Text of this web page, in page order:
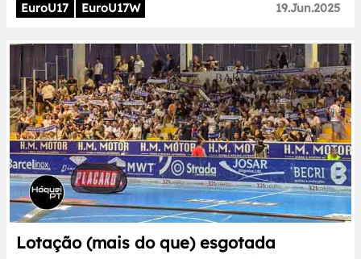
EuroU17
EuroU17W 19.Jun.2025
Lotação (mais do que) esgotada